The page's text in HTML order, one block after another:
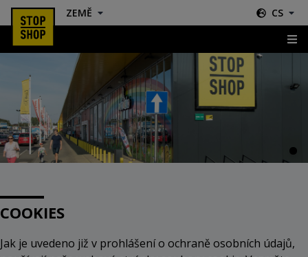
ZEMĚ CS
COOKIES
Jak je uvedeno již v prohlášení o ochraně osobních údajů,